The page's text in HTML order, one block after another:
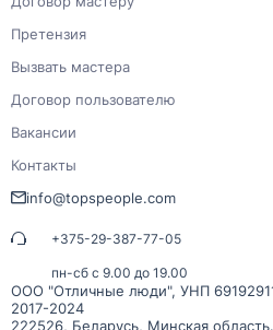
ООО "Отличные люди", УНП
2017-2024
222526, Беларусь, Минская
Претензия
Вызвать мастера
Договор пользователю
Вакансии
Контакты
info@topspeople.com
+375-29-387-77-05
пн-сб с 9.00 до 19.00